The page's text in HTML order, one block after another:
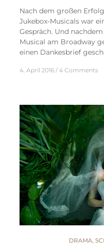
Nach dem großen
Jukebox-Musicals war
Gespräch. Und
Musical am Broadway
einen Dankesbrief
4. April 2016 4 Comments
DRAMA,